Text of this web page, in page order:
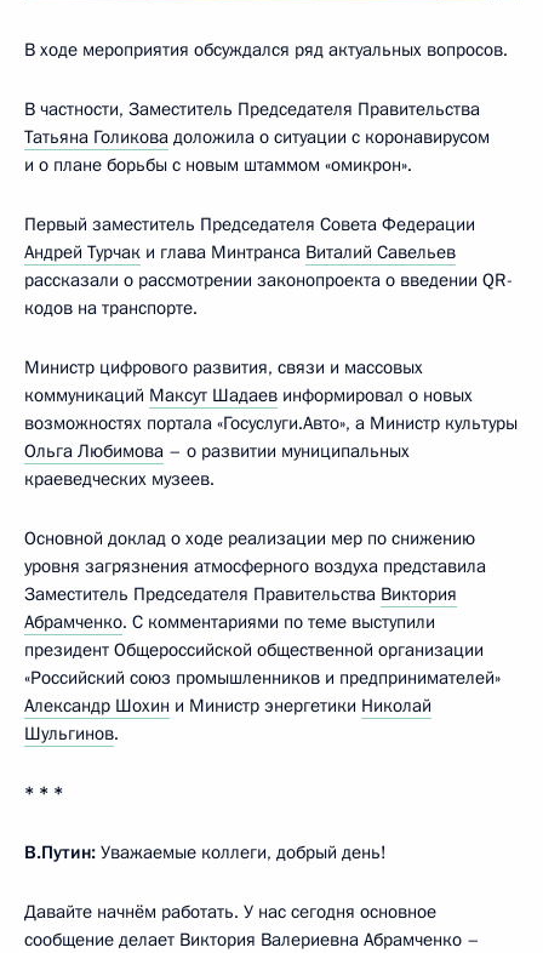
В ходе мероприятия обсуждался ряд актуальных вопросов.
В частности, Заместитель Председателя Правительства
Татьяна Голикова доложила о ситуации с коронавирусом
и о плане борьбы с новым штаммом «омикрон».
Первый заместитель Председателя Совета Федерации
Андрей Турчак и глава Минтранса Виталий Савельев
рассказали о рассмотрении законопроекта о введении QR-
кодов на транспорте.
Министр цифрового развития, связи и массовых
коммуникаций Максут Шадаев информировал о новых
возможностях портала «Госуслуги.Авто», а Министр культуры
Ольга Любимова – о развитии муниципальных
краеведческих музеев.
Основной доклад о ходе реализации мер по снижению
уровня загрязнения атмосферного воздуха представила
Заместитель Председателя Правительства Виктория
Абрамченко. С комментариями по теме выступили
президент Общероссийской общественной организации
«Российский союз промышленников и предпринимателей»
Александр Шохин и Министр энергетики Николай
Шульгинов.
* * *
В.Путин: Уважаемые коллеги, добрый день!
Давайте начнём работать. У нас сегодня основное
сообщение делает Виктория Валериевна Абрамченко –